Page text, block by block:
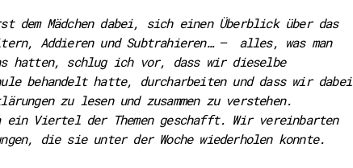
dem Mädchen dabei, sich einen Überblick über das
Addieren und Subtrahieren… – alles, was man
hatten, schlug ich vor, dass wir dieselbe
behandelt hatte, durcharbeiten und dass wir dabei
zu lesen und zusammen zu verstehen.
Viertel der Themen geschafft. Wir vereinbarten
die sie unter der Woche wiederholen konnte.